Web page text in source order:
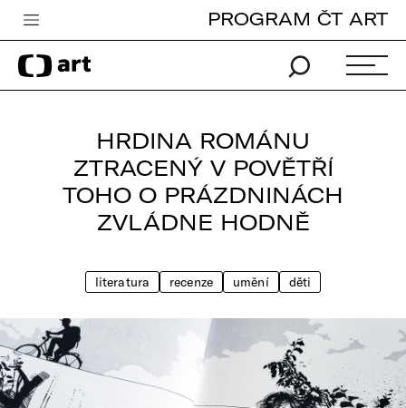
Česká televize
Zpravodajství
TV program
PROGRAM ČT ART
HRDINA ROMÁNU
ZTRACENÝ V POVĚTŘÍ
TOHO O PRÁZDNINÁCH
ZVLÁDNE HODNĚ
literatura recenze umění děti